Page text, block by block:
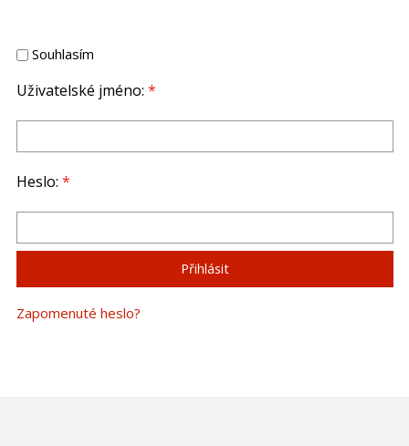
Souhlasím
Uživatelské jméno: *
Heslo: *
Zapomenuté heslo?